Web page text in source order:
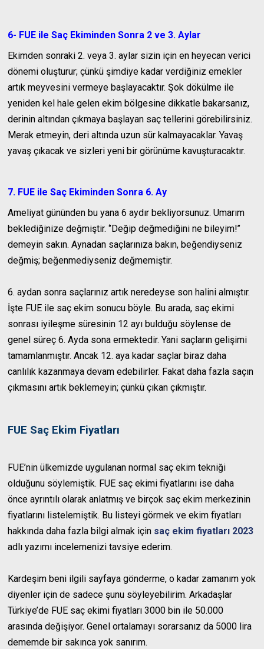
6- FUE ile Saç Ekiminden Sonra 2 ve 3. Aylar
Ekimden sonraki 2. veya 3. aylar sizin için en heyecan verici
dönemi oluşturur; çünkü şimdiye kadar verdiğiniz emekler
artık meyvesini vermeye başlayacaktır. Şok dökülme ile
yeniden kel hale gelen ekim bölgesine dikkatle bakarsanız,
derinin altından çıkmaya başlayan saç tellerini görebilirsiniz.
Merak etmeyin, deri altında uzun sür kalmayacaklar. Yavaş
yavaş çıkacak ve sizleri yeni bir görünüme kavuşturacaktır.
7. FUE ile Saç Ekiminden Sonra 6. Ay
Ameliyat gününden bu yana 6 aydır bekliyorsunuz. Umarım
beklediğinize değmiştir. ‘’Değip değmediğini ne bileyim!’’
demeyin sakın. Aynadan saçlarınıza bakın, beğendiyseniz
değmiş; beğenmediyseniz değmemiştir.
6. aydan sonra saçlarınız artık neredeyse son halini almıştır.
İşte FUE ile saç ekim sonucu böyle. Bu arada, saç ekimi
sonrası iyileşme süresinin 12 ayı bulduğu söylense de
genel süreç 6. Ayda sona ermektedir. Yani saçların gelişimi
tamamlanmıştır. Ancak 12. aya kadar saçlar biraz daha
canlılık kazanmaya devam edebilirler. Fakat daha fazla saçın
çıkmasını artık beklemeyin; çünkü çıkan çıkmıştır.
FUE Saç Ekim Fiyatları
FUE’nin ülkemizde uygulanan normal saç ekim tekniği
olduğunu söylemiştik. FUE saç ekimi fiyatlarını ise daha
önce ayrıntılı olarak anlatmış ve birçok saç ekim merkezinin
fiyatlarını listelemiştik. Bu listeyi görmek ve ekim fiyatları
hakkında daha fazla bilgi almak için saç ekim fiyatları 2023
adlı yazımı incelemenizi tavsiye ederim.
Kardeşim beni ilgili sayfaya gönderme, o kadar zamanım yok
diyenler için de sadece şunu söyleyebilirim. Arkadaşlar
Türkiye’de FUE saç ekimi fiyatları 3000 bin ile 50.000
arasında değişiyor. Genel ortalamayı sorarsanız da 5000 lira
dememde bir sakınca yok sanırım.